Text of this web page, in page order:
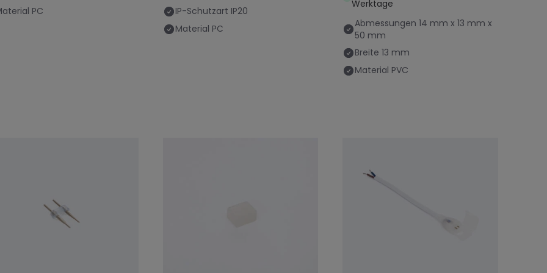
PC IP-Schutzart IP20
Material PC
Werktage
Abmessungen 14 mm x 13 mm x
50 mm
Breite 13 mm
Material PVC